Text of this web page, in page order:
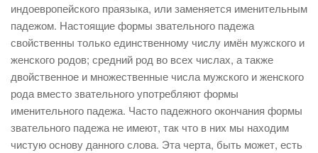
индоевропейского праязыка, или заменяется именительным
падежом. Настоящие формы звательного падежа
свойственны только единственному числу имён мужского и
женского родов; средний род во всех числах, а также
двойственное и множественные числа мужского и женского
рода вместо звательного употребляют формы
именительного падежа. Часто падежного окончания формы
звательного падежа не имеют, так что в них мы находим
чистую основу данного слова. Эта черта, быть может, есть